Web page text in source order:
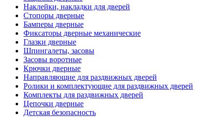
Наклейки, накладки для дверей
Стопоры дверные
Бамперы дверные
Фиксаторы дверные механические
Глазки дверные
Шпингалеты, засовы
Засовы воротные
Крючки дверные
Направляющие для раздвижных дверей
Ролики и комплектующие для раздвижных дверей
Комплекты для раздвижных дверей
Цепочки дверные
Детская безопасность